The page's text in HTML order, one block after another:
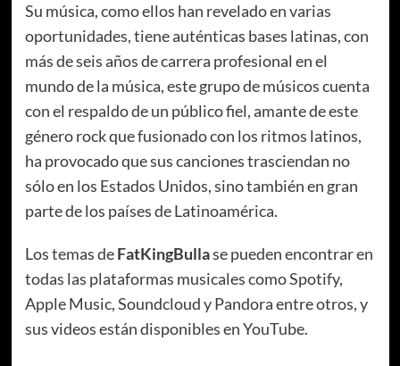
Su música, como ellos han revelado en varias
oportunidades, tiene auténticas bases latinas, con
más de seis años de carrera profesional en el
mundo de la música, este grupo de músicos cuenta
con el respaldo de un público fiel, amante de este
género rock que fusionado con los ritmos latinos,
ha provocado que sus canciones trasciendan no
sólo en los Estados Unidos, sino también en gran
parte de los países de Latinoamérica.
Los temas deFatKingBullase pueden encontrar en
todas las plataformas musicales como Spotify,
Apple Music, Soundcloud y Pandora entre otros, y
sus videos están disponibles en YouTube.